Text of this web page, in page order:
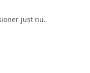
just nu.